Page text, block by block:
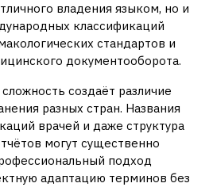
владения языком, но и
классификаций
стандартов и
документооборота.
создаёт различие
разных стран. Названия
врачей и даже структура
могут существенно
подход
адаптацию терминов без